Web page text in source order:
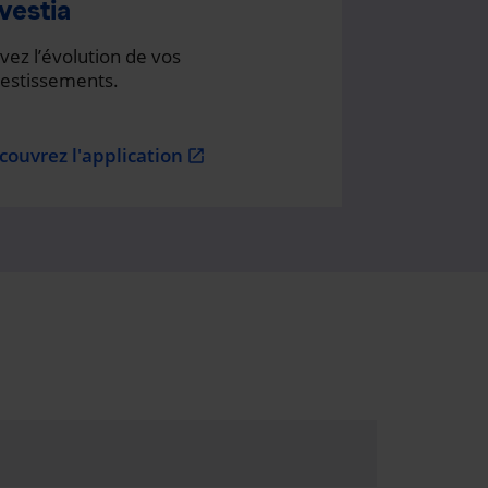
l’évolution de vos
l'application open_in_new